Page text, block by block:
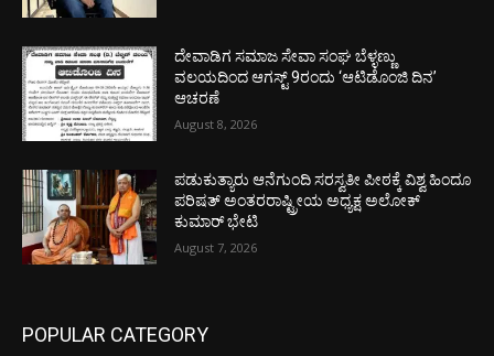
ದೇವಾಡಿಗ ಸಮಾಜ ಸೇವಾ ಸಂಘ ಬೆಳ್ಳಣ್ಣು
ವಲಯದಿಂದ ಆಗಸ್ಟ್ 9ರಂದು ‘ಆಟಿಡೊಂಜಿ ದಿನ’
ಆಚರಣೆ
August 8, 2026
ಪಡುಕುತ್ಯಾರು ಆನೆಗುಂದಿ ಸರಸ್ವತೀ ಪೀಠಕ್ಕೆ ವಿಶ್ವ ಹಿಂದೂ
ಪರಿಷತ್ ಅಂತರರಾಷ್ಟ್ರೀಯ ಅಧ್ಯಕ್ಷ ಅಲೋಕ್
ಕುಮಾರ್ ಭೇಟಿ
August 7, 2026
POPULAR CATEGORY